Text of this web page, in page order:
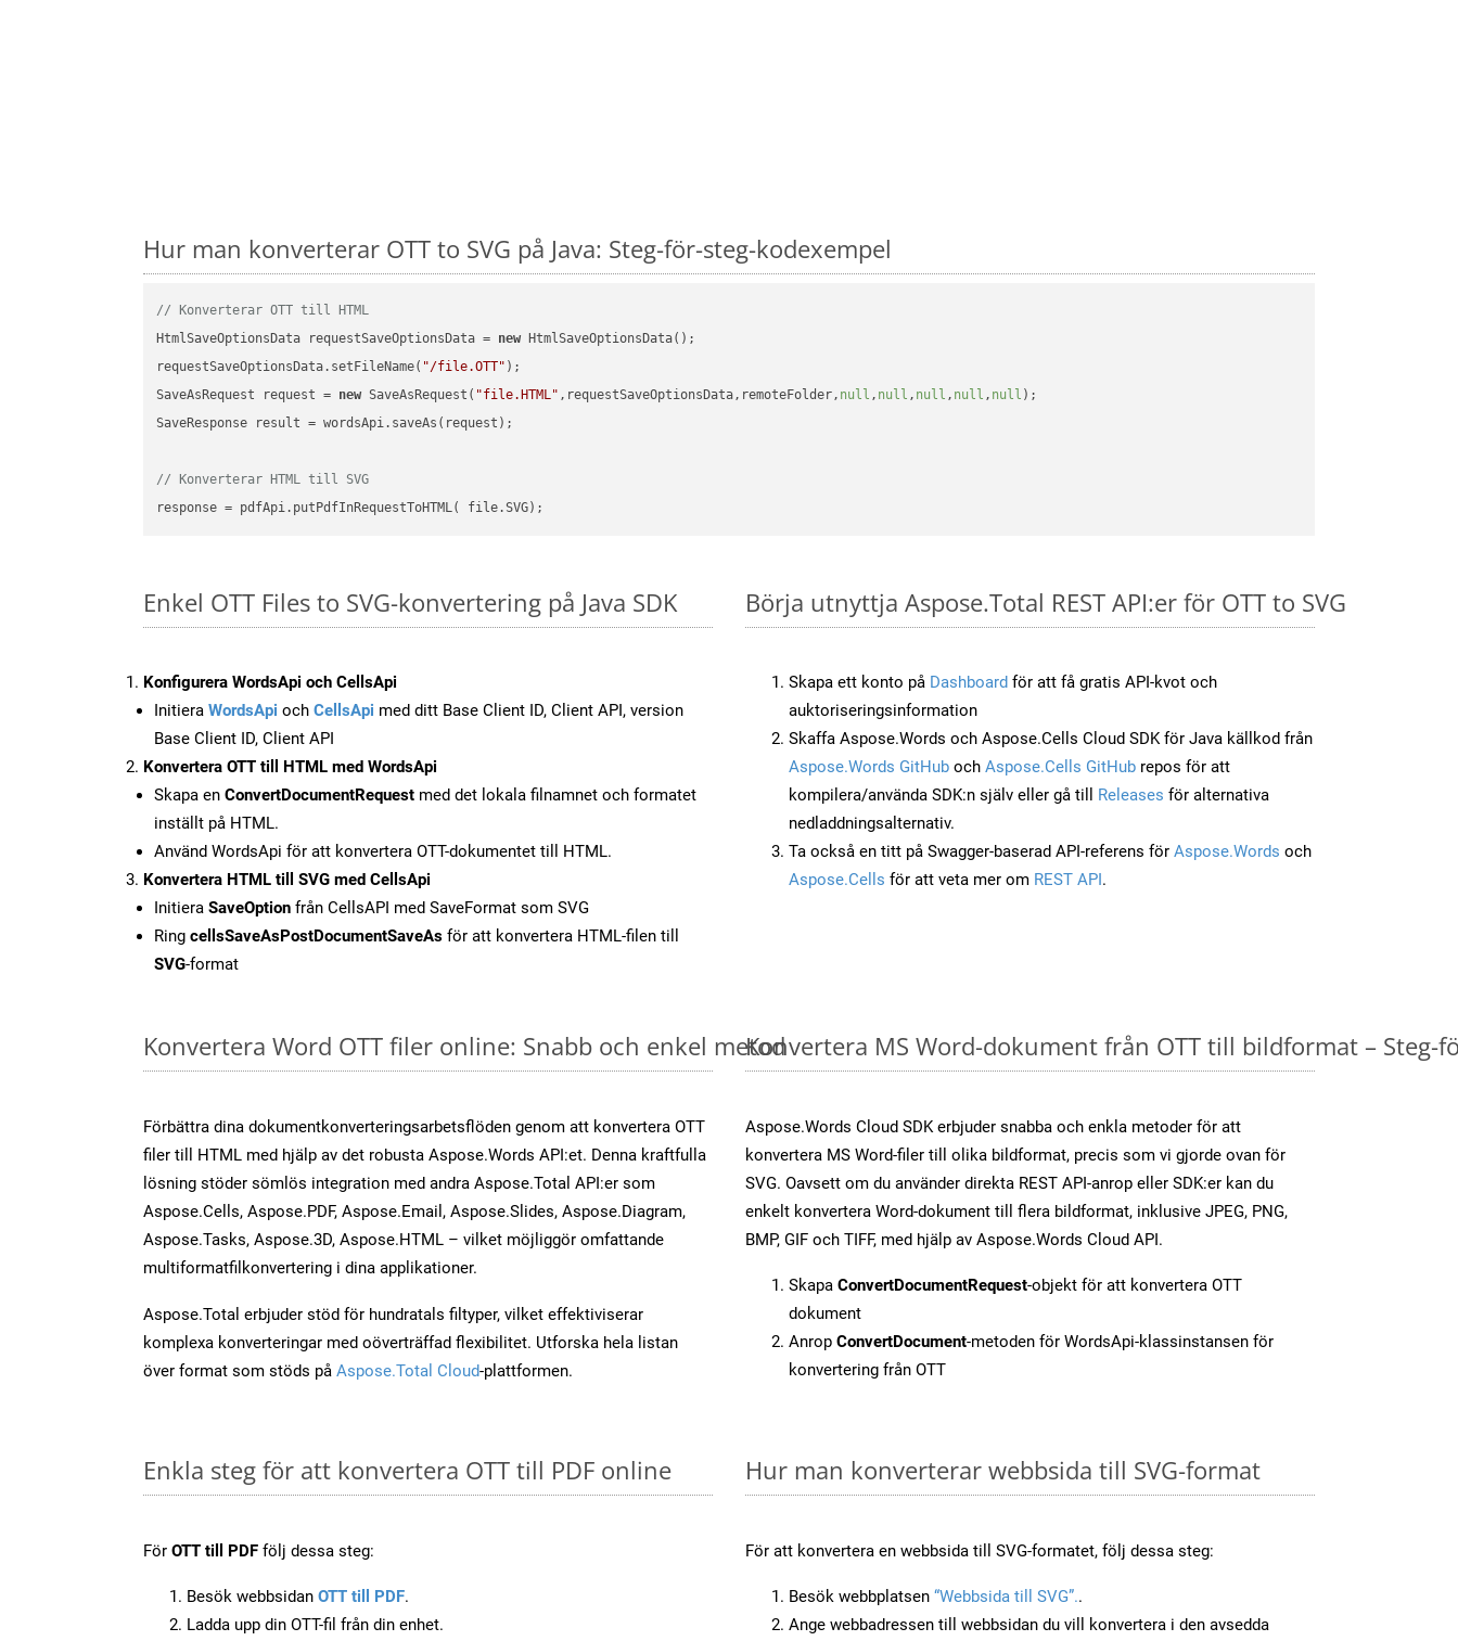
Hur man konverterar OTT to SVG på Java: Steg-för-steg-kodexempel
// Konverterar OTT till HTML
HtmlSaveOptionsData requestSaveOptionsData = new HtmlSaveOptionsData();
requestSaveOptionsData.setFileName( "/file.OTT" );
SaveAsRequest request = new SaveAsRequest( "file.HTML" ,requestSaveOptionsData,remoteFolder, null , null , null , null , null );
SaveResponse result = wordsApi.saveAs(request);
// Konverterar HTML till SVG
Enkel OTT Files to SVG-konvertering på Java SDK
Konfigurera WordsApi och CellsApi
Initiera WordsApi och CellsApi med ditt Base Client ID, Client API, version
Base Client ID, Client API
Konvertera OTT till HTML med WordsApi
Skapa en ConvertDocumentRequest med det lokala filnamnet och formatet
inställt på HTML.
Använd WordsApi för att konvertera OTT-dokumentet till HTML.
Konvertera HTML till SVG med CellsApi
Initiera SaveOption från CellsAPI med SaveFormat som SVG
Ring cellsSaveAsPostDocumentSaveAs för att konvertera HTML-filen till
SVG-format
Börja utnyttja Aspose.Total REST API:er för OTT to SVG
Skapa ett konto på Dashboard för att få gratis API-kvot och
auktoriseringsinformation
Skaffa Aspose.Words och Aspose.Cells Cloud SDK för Java källkod från
Aspose.Words GitHub och Aspose.Cells GitHub repos för att
kompilera/använda SDK:n själv eller gå till Releases för alternativa
nedladdningsalternativ.
Ta också en titt på Swagger-baserad API-referens för Aspose.Words och
Aspose.Cells för att veta mer om REST API.
Konvertera Word OTT filer online: Snabb och enkel metod
Förbättra dina dokumentkonverteringsarbetsflöden genom att konvertera OTT
filer till HTML med hjälp av det robusta Aspose.Words API:et. Denna kraftfulla
lösning stöder sömlös integration med andra Aspose.Total API:er som
Aspose.Cells, Aspose.PDF, Aspose.Email, Aspose.Slides, Aspose.Diagram,
Aspose.Tasks, Aspose.3D, Aspose.HTML – vilket möjliggör omfattande
multiformatfilkonvertering i dina applikationer.
Aspose.Total erbjuder stöd för hundratals filtyper, vilket effektiviserar
komplexa konverteringar med oöverträffad flexibilitet. Utforska hela listan
över format som stöds på Aspose.Total Cloud-plattformen.
Konvertera MS Word-dokument från OTT till bildformat – Steg-
Aspose.Words Cloud SDK erbjuder snabba och enkla metoder för att
konvertera MS Word-filer till olika bildformat, precis som vi gjorde ovan för
SVG. Oavsett om du använder direkta REST API-anrop eller SDK:er kan du
enkelt konvertera Word-dokument till flera bildformat, inklusive JPEG, PNG,
BMP, GIF och TIFF, med hjälp av Aspose.Words Cloud API.
Skapa ConvertDocumentRequest-objekt för att konvertera OTT
dokument
Anrop ConvertDocument-metoden för WordsApi-klassinstansen för
konvertering från OTT
Enkla steg för att konvertera OTT till PDF online
För OTT till PDF följ dessa steg:
Besök webbsidan OTT till PDF.
Ladda upp din OTT-fil från din enhet.
Hur man konverterar webbsida till SVG-format
För att konvertera en webbsida till SVG-formatet, följ dessa steg:
Besök webbplatsen “Webbsida till SVG”..
Ange webbadressen till webbsidan du vill konvertera i den avsedda